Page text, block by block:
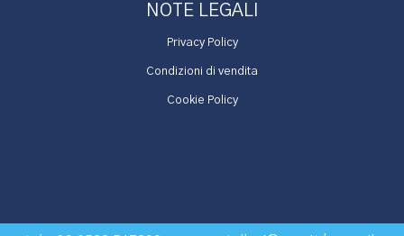
NOTE LEGALI
Privacy Policy
Condizioni di vendita
Cookie Policy